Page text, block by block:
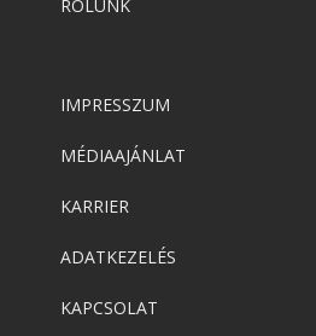
RÓLUNK
IMPRESSZUM
MÉDIAAJÁNLAT
KARRIER
ADATKEZELÉS
KAPCSOLAT